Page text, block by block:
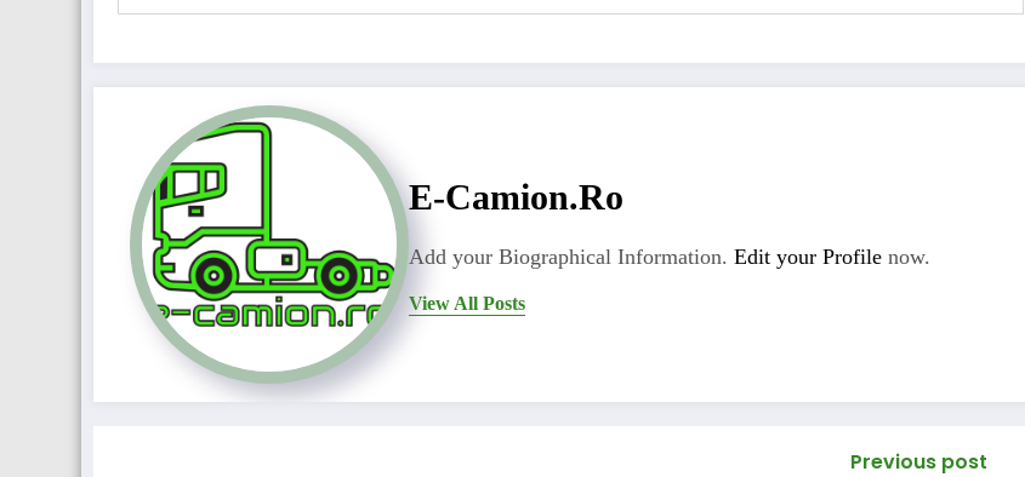
E-Camion.ro
Add your Biographical Information. Edit your Profile now.
View All Posts
Previous post